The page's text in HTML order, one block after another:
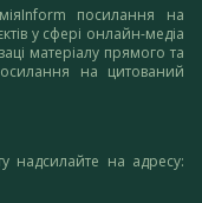
посилання на
у сфері онлайн-медіа
матеріалу прямого та
на цитований
надсилайте на адресу: